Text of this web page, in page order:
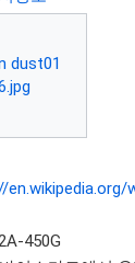
en.wikipedia.org/
450G